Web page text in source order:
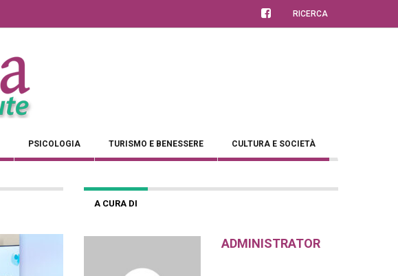
RICERCA
PSICOLOGIA TURISMO E BENESSERE CULTURA E SOCIETÀ
A CURA DI
ADMINISTRATOR